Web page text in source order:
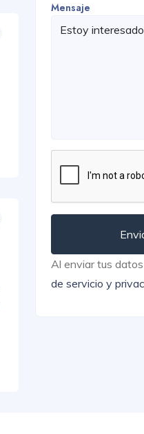
Mensaje
Al enviar tus
de servicio y